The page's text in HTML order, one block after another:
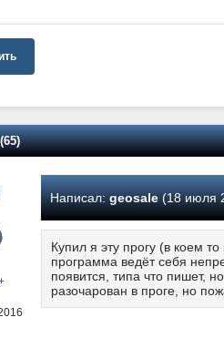
Написал: geosale(18 июля
Купил я эту прогу (в коем
программа ведёт себя
появится, типа что пишет,
разочарован в проге, но